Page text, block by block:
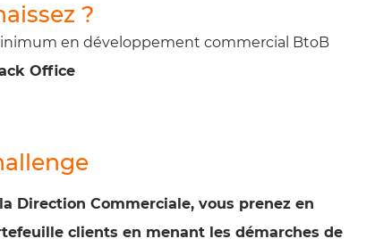
?
en développement commercial BtoB
Office
Direction Commerciale, vous prenez en
clients en menant les démarches de